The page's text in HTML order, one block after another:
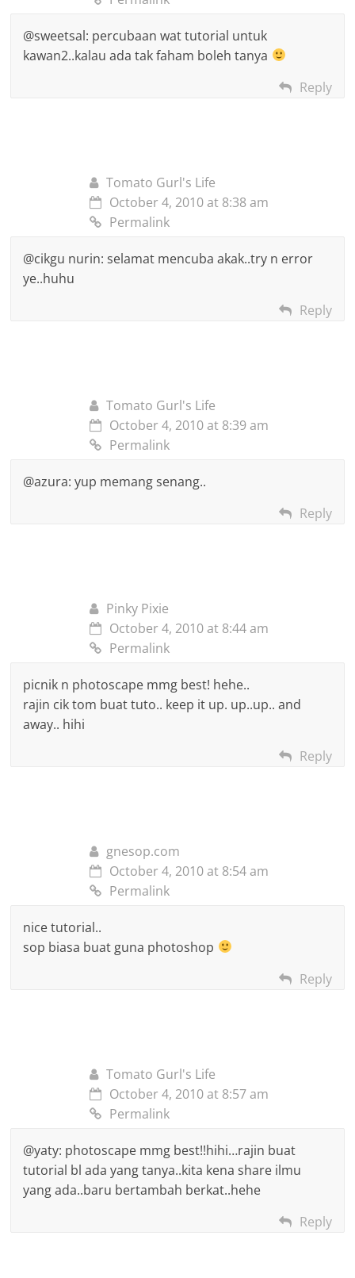
@sweetsal: percubaan wat tutorial untuk
kawan2..kalau ada tak faham boleh tanya
Reply
Tomato Gurl's Life
October 4, 2010 at 8:38 am
Permalink
@cikgu nurin: selamat mencuba akak..try n error
ye..huhu
Reply
Tomato Gurl's Life
October 4, 2010 at 8:39 am
Permalink
@azura: yup memang senang..
Reply
Pinky Pixie
October 4, 2010 at 8:44 am
Permalink
picnik n photoscape mmg best! hehe..
rajin cik tom buat tuto.. keep it up. up..up.. and
away.. hihi
Reply
gnesop.com
October 4, 2010 at 8:54 am
Permalink
nice tutorial..
sop biasa buat guna photoshop
Reply
Tomato Gurl's Life
October 4, 2010 at 8:57 am
Permalink
@yaty: photoscape mmg best!!hihi…rajin buat
tutorial bl ada yang tanya..kita kena share ilmu
yang ada..baru bertambah berkat..hehe
Reply